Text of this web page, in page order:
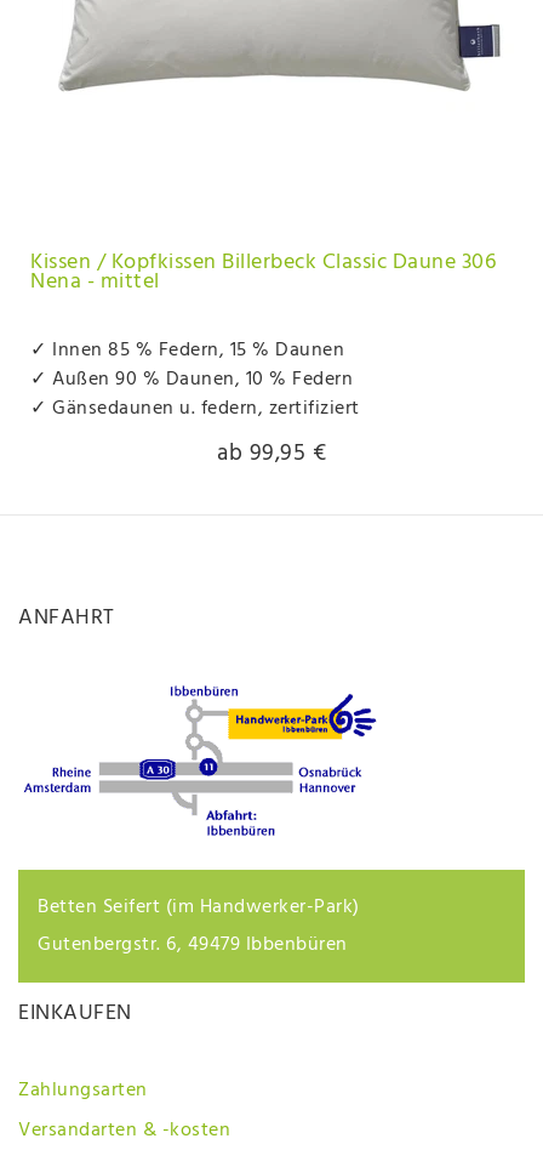
Kissen / Kopfkissen Billerbeck Classic Daune 306
Nena - mittel
✓ Innen 85 % Federn, 15 % Daunen
✓ Außen 90 % Daunen, 10 % Federn
✓ Gänsedaunen u. federn, zertifiziert
ab 99,95 €
ANFAHRT
Betten Seifert (im Handwerker-Park)
Gutenbergstr. 6, 49479 Ibbenbüren
EINKAUFEN
Zahlungsarten
Versandarten & -kosten